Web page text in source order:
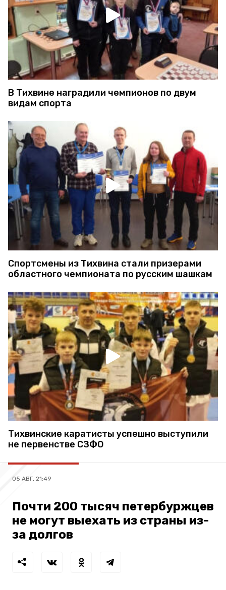
В Тихвине наградили чемпионов по двум
видам спорта
Спортсмены из Тихвина стали призерами
областного чемпионата по русским шашкам
Тихвинские каратисты успешно выступили
не первенстве СЗФО
05 АВГ, 21:49
Почти 200 тысяч петербуржцев
не могут выехать из страны из-
за долгов